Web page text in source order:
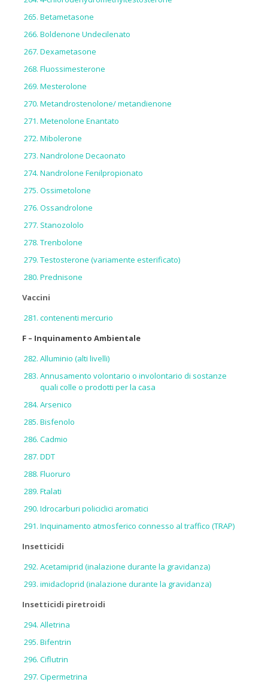
Betametasone
Boldenone Undecilenato
Dexametasone
Fluossimesterone
Mesterolone
Metandrostenolone/ metandienone
Metenolone Enantato
Mibolerone
Nandrolone Decaonato
Nandrolone Fenilpropionato
Ossimetolone
Ossandrolone
Stanozololo
Trenbolone
Testosterone (variamente esterificato)
Prednisone
Vaccini
contenenti mercurio
F – Inquinamento Ambientale
Alluminio (alti livelli)
Annusamento volontario o involontario di sostanze
quali colle o prodotti per la casa
Arsenico
Bisfenolo
Cadmio
DDT
Fluoruro
Ftalati
Idrocarburi policiclici aromatici
Inquinamento atmosferico connesso al traffico (TRAP)
Insetticidi
Acetamiprid (inalazione durante la gravidanza)
imidacloprid (inalazione durante la gravidanza)
Insetticidi piretroidi
Alletrina
Bifentrin
Ciflutrin
Cipermetrina